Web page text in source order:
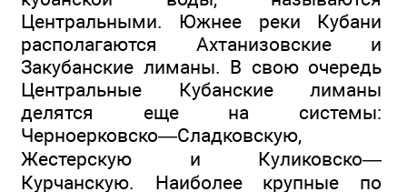
Центральными. Южнее реки Кубани
располагаются Ахтанизовские и
Закубанские лиманы. В свою очередь
Центральные Кубанские лиманы
делятся еще на системы:
Черноерковско—Сладковскую,
Жестерскую и Куликовско—
Курчанскую. Наиболее крупные по